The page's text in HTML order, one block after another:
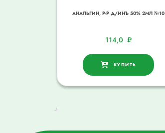
АНАЛЬГИН, Р-Р Д/ИНЪ 50% 2МЛ №10
114,0 ₽
КУПИТЬ